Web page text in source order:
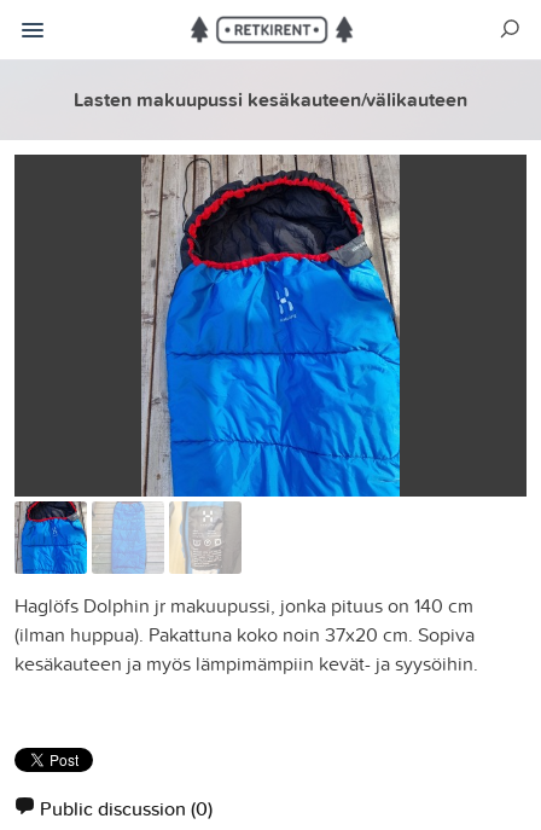
Lasten makuupussi kesäkauteen/välikauteen
Haglöfs Dolphin jr makuupussi, jonka pituus on 140 cm
(ilman huppua). Pakattuna koko noin 37x20 cm. Sopiva
kesäkauteen ja myös lämpimämpiin kevät- ja syysöihin.
Public discussion (0)